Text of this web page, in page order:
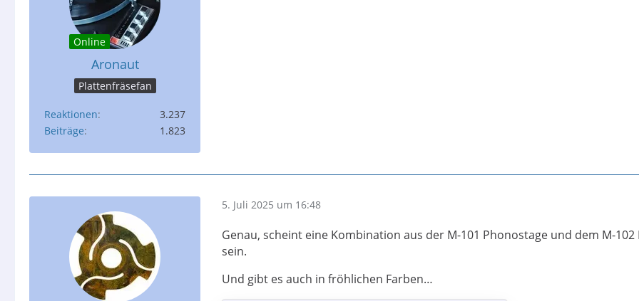
Online
Aronaut
Plattenfräsefan
Reaktionen
3.237
Beiträge
1.823
5. Juli 2025 um 16:48
Genau, scheint eine Kombination aus der M-101 Phonostage und dem M-102
sein.
Und gibt es auch in fröhlichen Farben…